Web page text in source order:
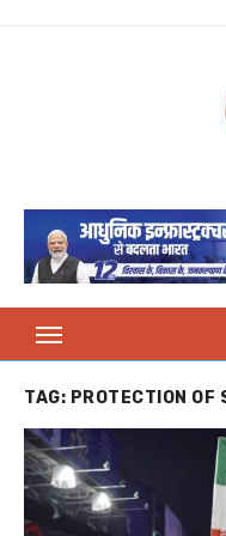
TAG: PROTECTION OF